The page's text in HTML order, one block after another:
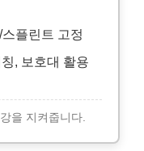
플린트 고정
, 보호대 활용
을 지켜줍니다.